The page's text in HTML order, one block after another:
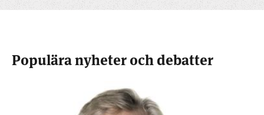
Populära nyheter och debatter